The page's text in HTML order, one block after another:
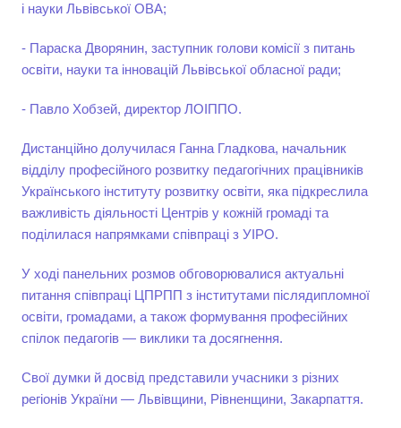
і науки Львівської ОВА;
- Параска Дворянин, заступник голови комісії з питань
освіти, науки та інновацій Львівської обласної ради;
- Павло Хобзей, директор ЛОІППО.
Дистанційно долучилася Ганна Гладкова, начальник
відділу професійного розвитку педагогічних працівників
Українського інституту розвитку освіти, яка підкреслила
важливість діяльності Центрів у кожній громаді та
поділилася напрямками співпраці з УІРО.
У ході панельних розмов обговорювалися актуальні
питання співпраці ЦПРПП з інститутами післядипломної
освіти, громадами, а також формування професійних
спілок педагогів — виклики та досягнення.
Свої думки й досвід представили учасники з різних
регіонів України — Львівщини, Рівненщини, Закарпаття.